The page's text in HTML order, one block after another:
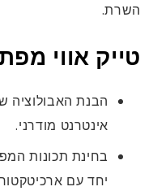
השרת.
טייק אווי
אינטרנט מודרני.